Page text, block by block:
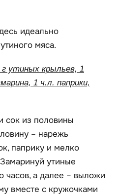
идеально
мяса.
г утиных крыльев, 1
1 ч.л. паприки,
сок из половины
– нарежь
паприку и мелко
утиные
часов, а далее – выложи
вместе с кружочками